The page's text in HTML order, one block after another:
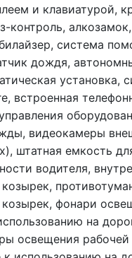
и клавиатурой,
контроль,
система
дождя,
установка,
встроенная
видеокамеры
штатная емкость
водителя,
фонари
на
освещения